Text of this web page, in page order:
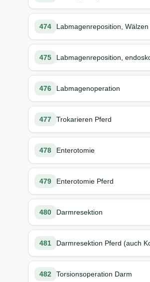
474 Labmagenreposition,
475 Labmagenreposition,
476 Labmagenoperation
477 Trokarieren Pferd
478 Enterotomie
479 Enterotomie Pferd
480 Darmresektion
481 Darmresektion Pferd (auch
482 Torsionsoperation Darm